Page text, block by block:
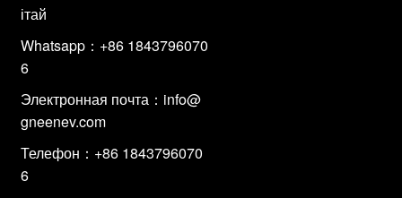
ітай
Whatsapp：+86 1843796070
6
Электронная почта： info@
gneenev.com
Телефон：+86 1843796070
6